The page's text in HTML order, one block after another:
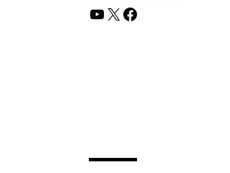
YouTube
X Facebook